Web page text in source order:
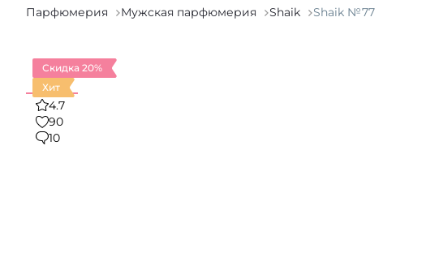
Парфюмерия Мужская парфюмерия Shaik Shaik №77
Скидка 20%
Хит
4.7
90
10